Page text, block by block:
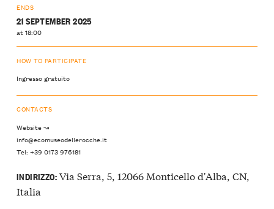
ENDS
21 SEPTEMBER 2025
at 18:00
HOW TO PARTICIPATE
Ingresso gratuito
CONTACTS
Website ↝
info@ecomuseodellerocche.it
Tel: +39 0173 976181
INDIRIZZO:Via Serra, 5, 12066 Monticello d'Alba, CN,
Italia